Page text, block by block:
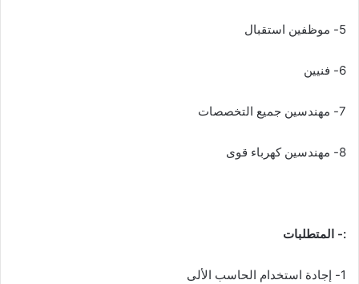
5- موظفين استقبال
6- فنيين
7- مهندسين جميع التخصصات
8- مهندسين كهرباء قوى
:- المتطلبات
1- إجادة استخدام الحاسب الألى